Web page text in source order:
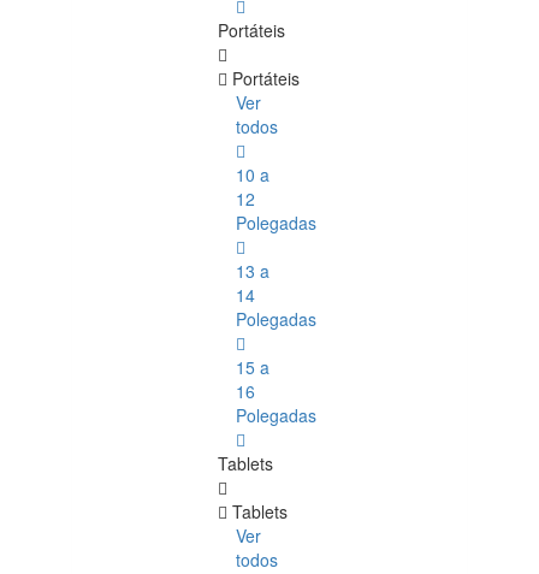
Portáteis
Portáteis
Ver
todos
10 a
12
Polegadas
13 a
14
Polegadas
15 a
16
Polegadas
Tablets
Tablets
Ver
todos